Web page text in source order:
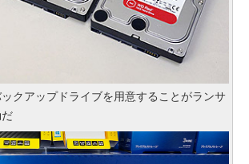
クアップドライブを用意することがランサ